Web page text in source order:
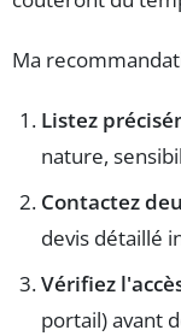
Ma
Listez
nature,
Contactez
devis détaillé
Vérifiez
portail) avant